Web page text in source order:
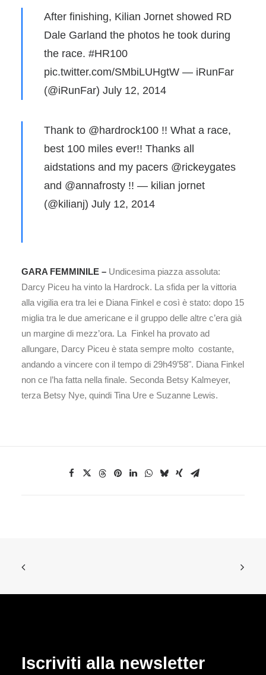
After finishing, Kilian Jornet showed RD
Dale Garland the photos he took during
the race. #HR100
pic.twitter.com/SMbiLUHgtW — iRunFar
(@iRunFar) July 12, 2014
Thank to @hardrock100 !! What a race,
best 100 miles ever!! Thanks all
aidstations and my pacers @rickeygates
and @annafrosty !! — kilian jornet
(@kilianj) July 12, 2014
GARA FEMMINILE – Undicesima piazza assoluta:
Darcy Piceu ha vinto la Hardrock. La sfida per la vittoria
alla vigilia era tra lei e Diana Finkel e così è stato: dopo 15
miglia tra le due americane e il gruppo delle altre c’era già
un margine di mezz’ora. La Finkel ha provato ad
allungare, Darcy Piceu è stata sempre molto costante,
andando a vincere con il tempo di 29h49’58". Diana Finkel
non ce l’ha fatta nella finale. Seconda Betsy Kalmeyer,
terza Betsy Nye, quindi Tina Ure e Suzanne Lewis.
Iscriviti alla newsletter